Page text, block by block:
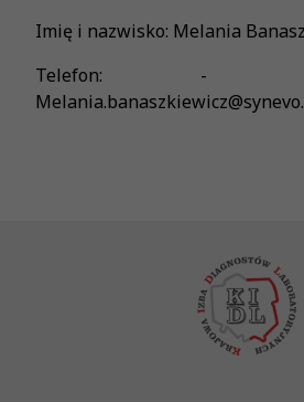
Imię i nazwisko: Melania
Telefon: -